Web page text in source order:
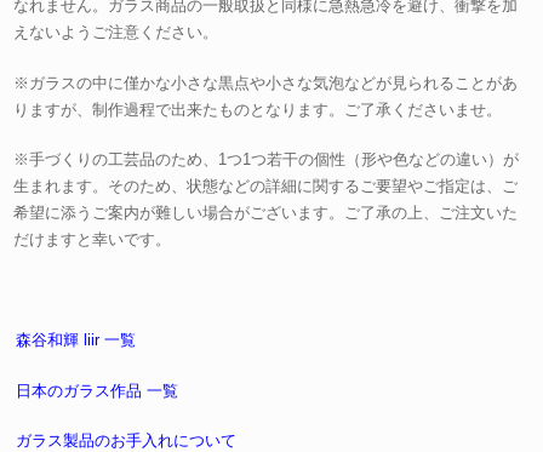
なれません。ガラス商品の一般取扱と同様に急熱急冷を避け、衝撃を加
えないようご注意ください。
※ガラスの中に僅かな小さな黒点や小さな気泡などが見られることがあ
りますが、制作過程で出来たものとなります。ご了承くださいませ。
※手づくりの工芸品のため、1つ1つ若干の個性（形や色などの違い）が
生まれます。そのため、状態などの詳細に関するご要望やご指定は、ご
希望に添うご案内が難しい場合がございます。ご了承の上、ご注文いた
だけますと幸いです。
森谷和輝 liir 一覧
日本のガラス作品 一覧
ガラス製品のお手入れについて